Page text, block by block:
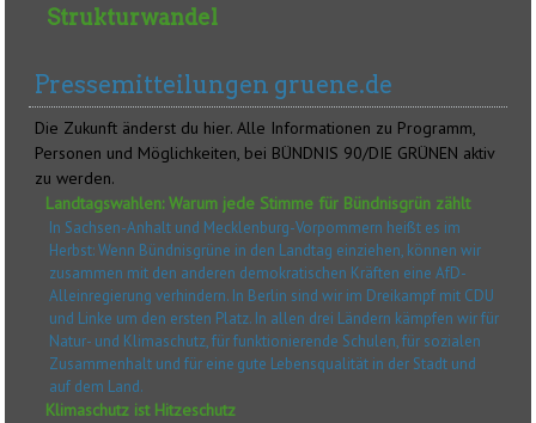
Strukturwandel
Pressemitteilungen gruene.de
Die Zukunft änderst du hier. Alle Informationen zu Programm,
Personen und Möglichkeiten, bei BÜNDNIS 90/DIE GRÜNEN aktiv
zu werden.
Landtagswahlen: Warum jede Stimme für Bündnisgrün zählt
In Sachsen-Anhalt und Mecklenburg-Vorpommern heißt es im
Herbst: Wenn Bündnisgrüne in den Landtag einziehen, können wir
zusammen mit den anderen demokratischen Kräften eine AfD-
Alleinregierung verhindern. In Berlin sind wir im Dreikampf mit CDU
und Linke um den ersten Platz. In allen drei Ländern kämpfen wir für
Natur- und Klimaschutz, für funktionierende Schulen, für sozialen
Zusammenhalt und für eine gute Lebensqualität in der Stadt und
auf dem Land.
Klimaschutz ist Hitzeschutz